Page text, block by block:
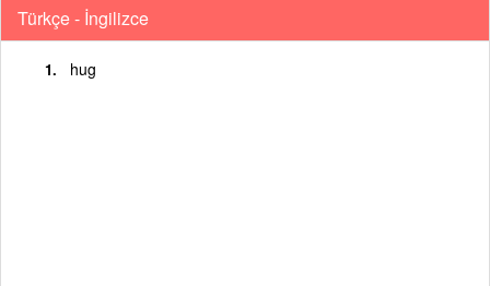
Türkçe - İngilizce
hug